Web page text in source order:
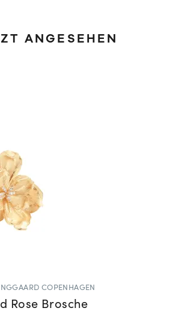
ANGESEHEN
COPENHAGEN
Rose Brosche